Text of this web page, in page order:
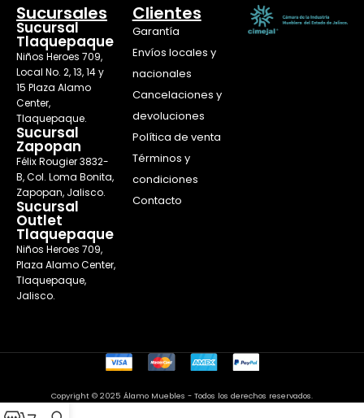
Sucursales
Sucursal
Tlaquepaque
Niños Heroes 709,
Local No. 2, 13, 14 y
15 Plaza Alamo
Center,
Tlaquepaque.
Sucursal
Zapopan
Félix Rougier 3832-
B, Col. Loma Bonita,
Zapopan, Jalisco.
Sucursal
Outlet
Tlaquepaque
Niños Heroes 709,
Plaza Alamo Center,
Tlaquepaque,
Jalisco.
Clientes
Garantía
Envíos locales y
nacionales
Cancelaciones y
devoluciones
Política de venta
Términos y
condiciones
Contacto
Copyright © 2025 Álamo Muebles - Todos los derechos reservados.